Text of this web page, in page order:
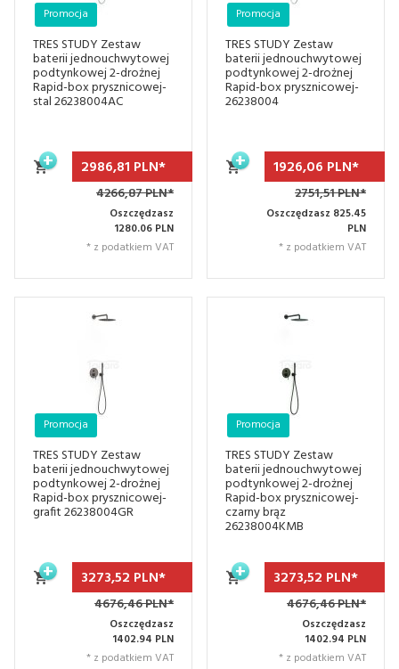
TRES STUDY Zestaw
baterii jednouchwytowej
podtynkowej 2-drożnej
Rapid-box prysznicowej-
stal 26238004AC
Promocja
2986,81 PLN*
4266,87 PLN*
Oszczędzasz
1280.06 PLN
* z podatkiem VAT
TRES STUDY Zestaw
baterii jednouchwytowej
podtynkowej 2-drożnej
Rapid-box prysznicowej-
26238004
Promocja
1926,06 PLN*
2751,51 PLN*
Oszczędzasz 825.45
PLN
* z podatkiem VAT
TRES STUDY Zestaw
baterii jednouchwytowej
podtynkowej 2-drożnej
Rapid-box prysznicowej-
grafit 26238004GR
Promocja
3273,52 PLN*
4676,46 PLN*
Oszczędzasz
1402.94 PLN
* z podatkiem VAT
TRES STUDY Zestaw
baterii jednouchwytowej
podtynkowej 2-drożnej
Rapid-box prysznicowej-
czarny brąz
26238004KMB
Promocja
3273,52 PLN*
4676,46 PLN*
Oszczędzasz
1402.94 PLN
* z podatkiem VAT